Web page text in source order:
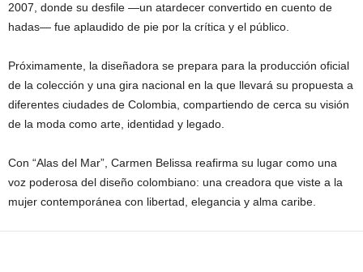
2007, donde su desfile —un atardecer convertido en cuento de
hadas— fue aplaudido de pie por la crítica y el público.
Próximamente, la diseñadora se prepara para la producción oficial
de la colección y una gira nacional en la que llevará su propuesta a
diferentes ciudades de Colombia, compartiendo de cerca su visión
de la moda como arte, identidad y legado.
Con “Alas del Mar”, Carmen Belissa reafirma su lugar como una
voz poderosa del diseño colombiano: una creadora que viste a la
mujer contemporánea con libertad, elegancia y alma caribe.